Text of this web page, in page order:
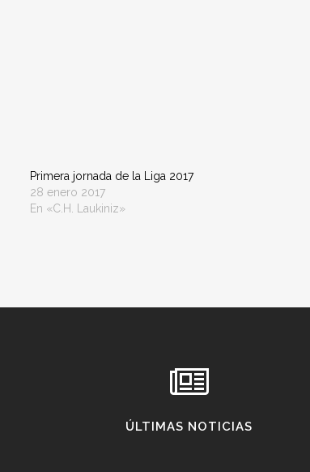
Primera jornada de la Liga 2017
28 enero 2017
En «C.H. Laukiniz»
ÚLTIMAS NOTICIAS